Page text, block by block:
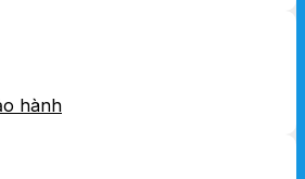
hành